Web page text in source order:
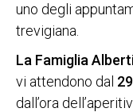
uno degli
trevigiana.
La Famiglia
vi attendono dal
dall’ora